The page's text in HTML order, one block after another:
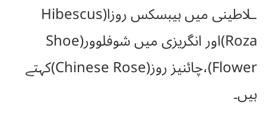
ـلاطینی میں ہیبسکس روزا(Hibescus
Roza)اور انگریزی میں شوفلوور(Shoe
Flower)،چائنیز روز(Chinese Rose)کہتے
ہیں۔